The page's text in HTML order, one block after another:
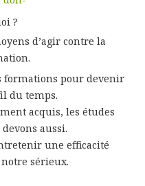
?
d’agir contre la
formations pour devenir
du temps.
acquis, les études
aussi.
une efficacité
sérieux.